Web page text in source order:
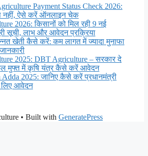
Payment Status Check 2026:
नहीं, ऐसे करें ऑनलाइन चेक
2026: किसानों को मिल रही 9 नई
सूची, लाभ और आवेदन प्रक्रिया
खेती कैसे करें: कम लागत में ज्यादा मुनाफा
2025: DBT Agriculture – सरकार दे
मुफ्त में कृषि यंत्र कैसे करें आवेदन
Adda 2025: जानिए कैसे करें प्रधानमंत्री
आवेदन
• Built with GeneratePress